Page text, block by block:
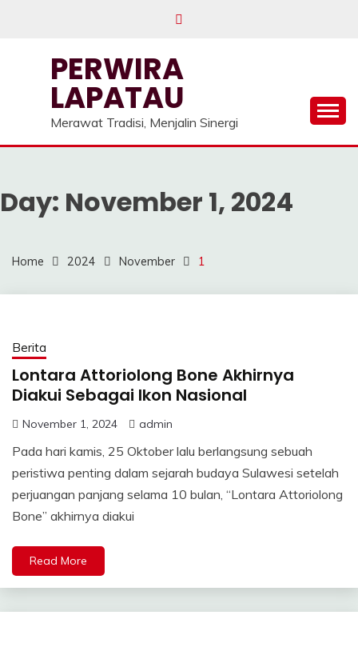
PERWIRA
LAPATAU
Merawat Tradisi, Menjalin Sinergi
Day: November 1, 2024
Home 2024 November 1
Berita
Lontara Attoriolong Bone Akhirnya
Diakui Sebagai Ikon Nasional
November 1, 2024 admin
Pada hari kamis, 25 Oktober lalu berlangsung sebuah
peristiwa penting dalam sejarah budaya Sulawesi setelah
perjuangan panjang selama 10 bulan, “Lontara Attoriolong
Bone” akhirnya diakui
Read More